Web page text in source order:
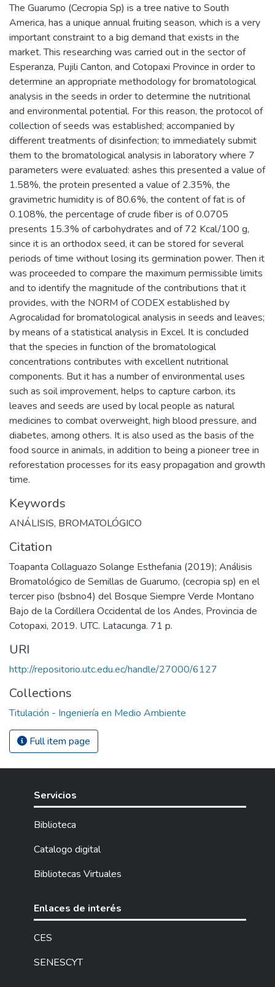
The Guarumo (Cecropia Sp) is a tree native to South
America, has a unique annual fruiting season, which is a very
important constraint to a big demand that exists in the
market. This researching was carried out in the sector of
Esperanza, Pujili Canton, and Cotopaxi Province in order to
determine an appropriate methodology for bromatological
analysis in the seeds in order to determine the nutritional
and environmental potential. For this reason, the protocol of
collection of seeds was established; accompanied by
different treatments of disinfection; to immediately submit
them to the bromatological analysis in laboratory where 7
parameters were evaluated: ashes this presented a value of
1.58%, the protein presented a value of 2.35%, the
gravimetric humidity is of 80.6%, the content of fat is of
0.108%, the percentage of crude fiber is of 0.0705
presents 15.3% of carbohydrates and of 72 Kcal/100 g,
since it is an orthodox seed, it can be stored for several
periods of time without losing its germination power. Then it
was proceeded to compare the maximum permissible limits
and to identify the magnitude of the contributions that it
provides, with the NORM of CODEX established by
Agrocalidad for bromatological analysis in seeds and leaves;
by means of a statistical analysis in Excel. It is concluded
that the species in function of the bromatological
concentrations contributes with excellent nutritional
components. But it has a number of environmental uses
such as soil improvement, helps to capture carbon, its
leaves and seeds are used by local people as natural
medicines to combat overweight, high blood pressure, and
diabetes, among others. It is also used as the basis of the
food source in animals, in addition to being a pioneer tree in
reforestation processes for its easy propagation and growth
time.
Keywords
ANÁLISIS, BROMATOLÓGICO
Citation
Toapanta Collaguazo Solange Esthefania (2019); Análisis
Bromatológico de Semillas de Guarumo, (cecropia sp) en el
tercer piso (bsbno4) del Bosque Siempre Verde Montano
Bajo de la Cordillera Occidental de los Andes, Provincia de
Cotopaxi, 2019. UTC. Latacunga. 71 p.
URI
http://repositorio.utc.edu.ec/handle/27000/6127
Collections
Titulación - Ingeniería en Medio Ambiente
Full item page
Servicios
Biblioteca
Catalogo digital
Bibliotecas Virtuales
Enlaces de interés
CES
SENESCYT